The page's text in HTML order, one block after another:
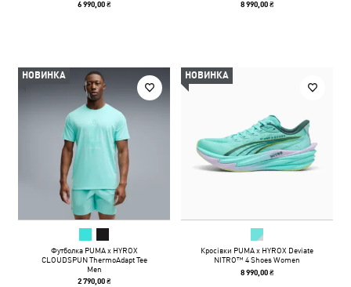
6 990,00 ₴ 8 990,00 ₴
НОВИНКА
Футболка PUMA x HYROX
CLOUDSPUN ThermoAdapt Tee
Men
2 790,00 ₴
НОВИНКА
Кросівки PUMA x HYROX Deviate
NITRO™ 4 Shoes Women
8 990,00 ₴